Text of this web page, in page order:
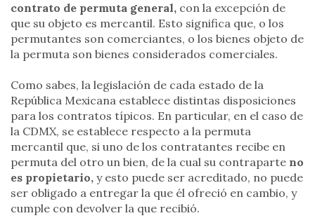
contrato de permuta general, con la excepción de
que su objeto es mercantil. Esto significa que, o los
permutantes son comerciantes, o los bienes objeto de
la permuta son bienes considerados comerciales.
Como sabes, la legislación de cada estado de la
República Mexicana establece distintas disposiciones
para los contratos típicos. En particular, en el caso de
la CDMX, se establece respecto a la permuta
mercantil que, si uno de los contratantes recibe en
permuta del otro un bien, de la cual su contraparte no
es propietario, y esto puede ser acreditado, no puede
ser obligado a entregar la que él ofreció en cambio, y
cumple con devolver la que recibió.